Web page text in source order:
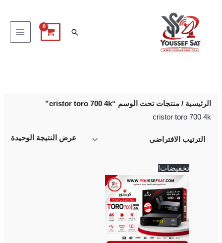
البحث
الرئيسية / منتجات تحت الوسم “cristor toro 700 4k”
cristor toro 700 4k
عرض النتيجة الوحيدة
تخفيضات!
هو:
4,000 EGP.
الحالي
هو:
3,750 EGP.